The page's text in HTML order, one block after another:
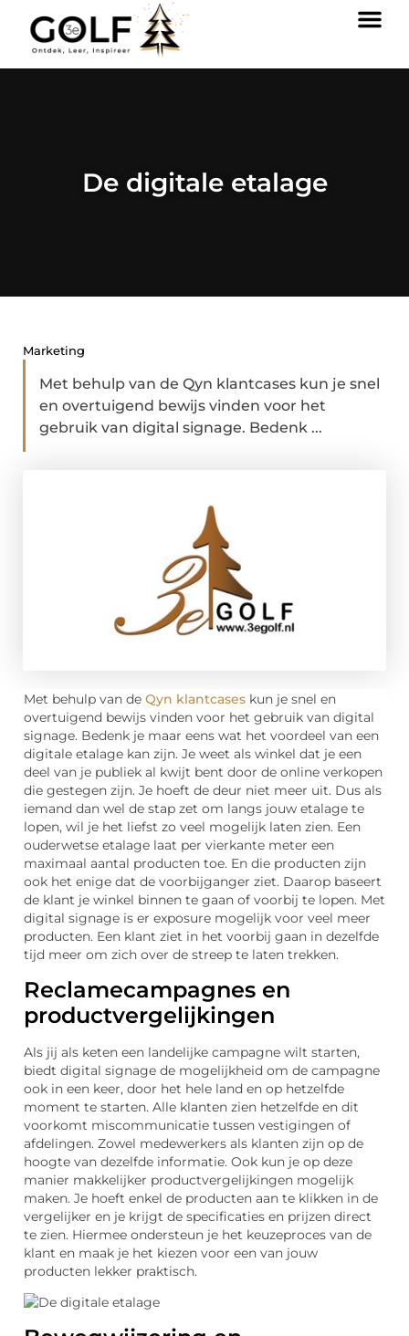
De digitale etalage
Marketing
Met behulp van de Qyn klantcases kun je snel
en overtuigend bewijs vinden voor het
gebruik van digital signage. Bedenk ...
Met behulp van de Qyn klantcases kun je snel en
overtuigend bewijs vinden voor het gebruik van digital
signage. Bedenk je maar eens wat het voordeel van een
digitale etalage kan zijn. Je weet als winkel dat je een
deel van je publiek al kwijt bent door de online verkopen
die gestegen zijn. Je hoeft de deur niet meer uit. Dus als
iemand dan wel de stap zet om langs jouw etalage te
lopen, wil je het liefst zo veel mogelijk laten zien. Een
ouderwetse etalage laat per vierkante meter een
maximaal aantal producten toe. En die producten zijn
ook het enige dat de voorbijganger ziet. Daarop baseert
de klant je winkel binnen te gaan of voorbij te lopen. Met
digital signage is er exposure mogelijk voor veel meer
producten. Een klant ziet in het voorbij gaan in dezelfde
tijd meer om zich over de streep te laten trekken.
Reclamecampagnes en
productvergelijkingen
Als jij als keten een landelijke campagne wilt starten,
biedt digital signage de mogelijkheid om de campagne
ook in een keer, door het hele land en op hetzelfde
moment te starten. Alle klanten zien hetzelfde en dit
voorkomt miscommunicatie tussen vestigingen of
afdelingen. Zowel medewerkers als klanten zijn op de
hoogte van dezelfde informatie. Ook kun je op deze
manier makkelijker productvergelijkingen mogelijk
maken. Je hoeft enkel de producten aan te klikken in de
vergelijker en je krijgt de specificaties en prijzen direct
te zien. Hiermee ondersteun je het keuzeproces van de
klant en maak je het kiezen voor een van jouw
producten lekker praktisch.